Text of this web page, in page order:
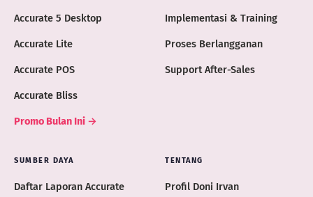
Accurate 5 Desktop
Accurate Lite
Accurate POS
Accurate Bliss
Promo Bulan Ini →
Implementasi & Training
Proses Berlangganan
Support After-Sales
SUMBER DAYA
Daftar Laporan Accurate
TENTANG
Profil Doni Irvan